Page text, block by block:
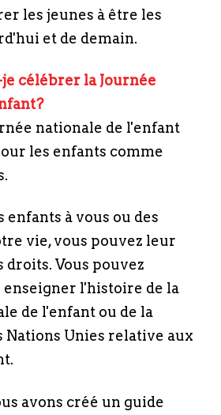
les jeunes à être les
et de demain.
célébrer la Journée
nationale de l'enfant
les enfants comme
enfants à vous ou des
vie, vous pouvez leur
Vous pouvez
l'histoire de la
de l'enfant ou de la
Nations Unies relative aux
avons créé un guide